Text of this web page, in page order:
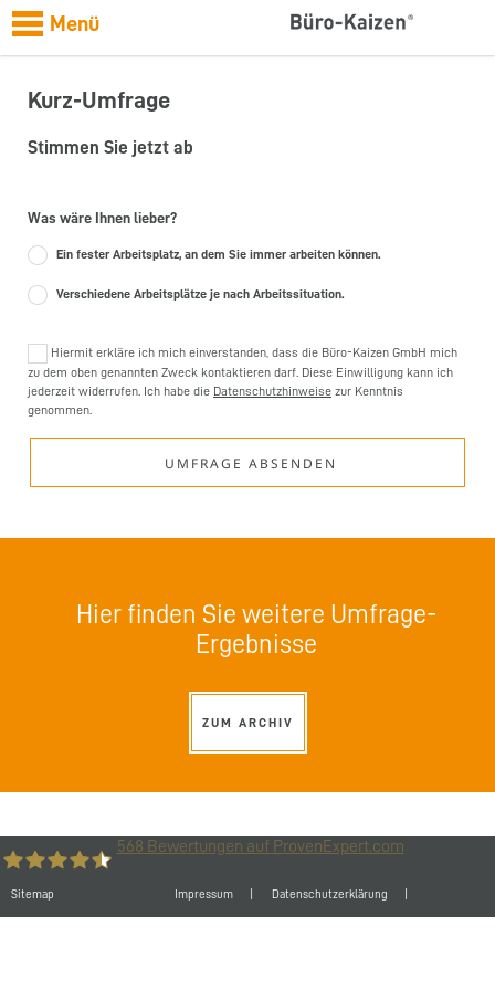
Menü
Kurz-Umfrage
Stimmen Sie jetzt ab
Was wäre Ihnen lieber?
Ein fester Arbeitsplatz, an dem Sie immer arbeiten können.
Verschiedene Arbeitsplätze je nach Arbeitssituation.
Hiermit erkläre ich mich einverstanden, dass die Büro-Kaizen GmbH mich
zu dem oben genannten Zweck kontaktieren darf. Diese Einwilligung kann ich
jederzeit widerrufen. Ich habe die Datenschutzhinweise zur Kenntnis
genommen.
Hier finden Sie weitere Umfrage-
Ergebnisse
ZUM ARCHIV
Büro-Kaizen GmbH
568 Bewertungen auf ProvenExpert.com
Sitemap Impressum Datenschutzerklärung